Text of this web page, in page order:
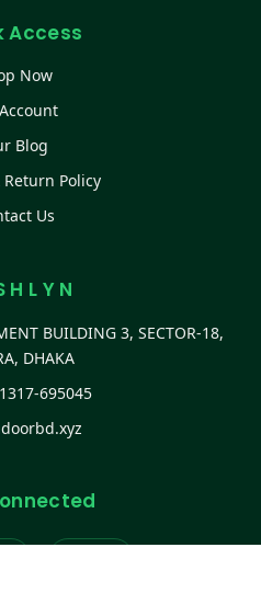
Access
Now
Blog
Policy
Us
H L Y N
BUILDING 3, SECTOR-18,
DHAKA
695045